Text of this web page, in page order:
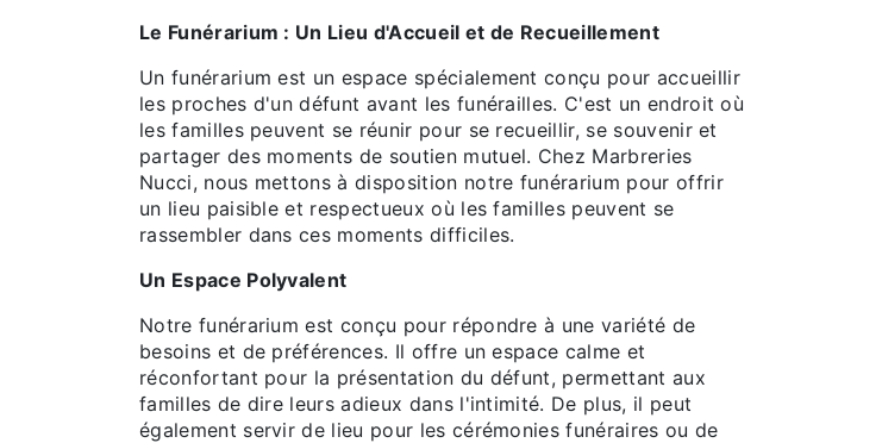
Le Funérarium : Un Lieu d'Accueil et de Recueillement
Un funérarium est un espace spécialement conçu pour accueillir
les proches d'un défunt avant les funérailles. C'est un endroit où
les familles peuvent se réunir pour se recueillir, se souvenir et
partager des moments de soutien mutuel. Chez Marbreries
Nucci, nous mettons à disposition notre funérarium pour offrir
un lieu paisible et respectueux où les familles peuvent se
rassembler dans ces moments difficiles.
Un Espace Polyvalent
Notre funérarium est conçu pour répondre à une variété de
besoins et de préférences. Il offre un espace calme et
réconfortant pour la présentation du défunt, permettant aux
familles de dire leurs adieux dans l'intimité. De plus, il peut
également servir de lieu pour les cérémonies funéraires ou de